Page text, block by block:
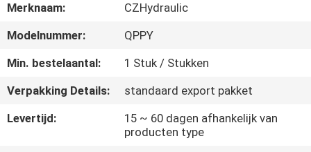
FABRIEKSTOCHT
KWALITEITSCONTROLE
NEEM
Merknaam:
CZHydraulic
Modelnummer:
QPPY
Min. bestelaantal:
1 Stuk / Stukken
Verpakking Details:
standaard export pakket
Levertijd:
15 ~ 60 dagen afhankelijk van
producten type